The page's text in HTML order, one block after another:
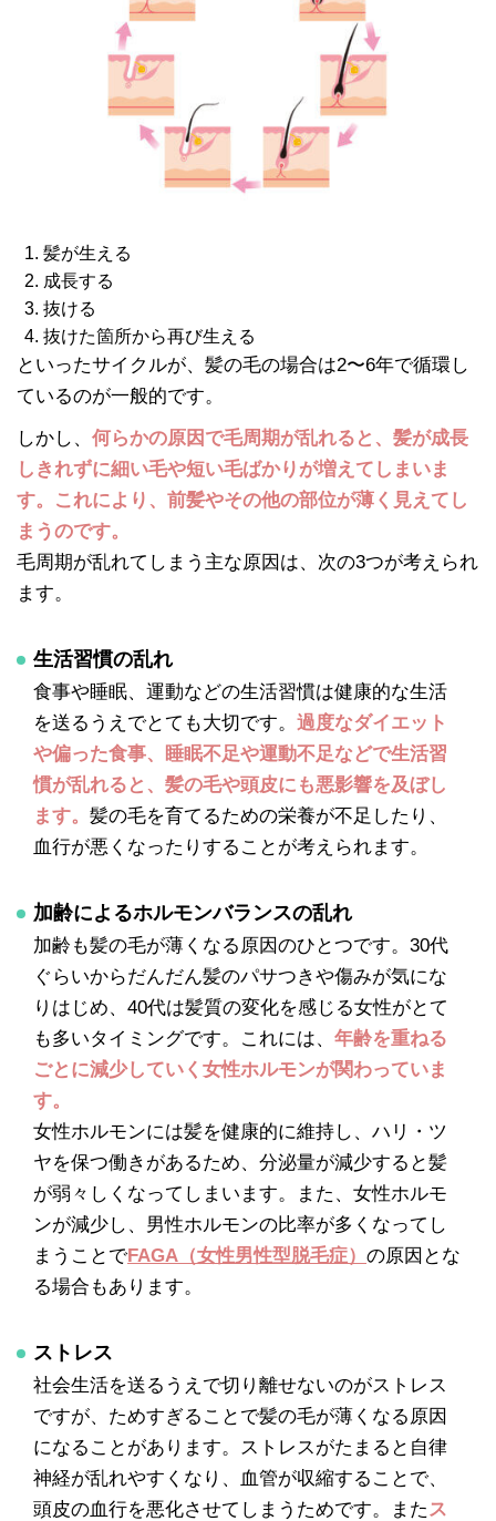
髪が生える
成長する
抜ける
抜けた箇所から再び生える
といったサイクルが、髪の毛の場合は2〜6年で循環し
ているのが一般的です。
しかし、 何らかの原因で毛周期が乱れると、髪が成長
しきれずに細い毛や短い毛ばかりが増えてしまいま
す。これにより、前髪やその他の部位が薄く見えてし
まうのです。
毛周期が乱れてしまう主な原因は、次の3つが考えられ
ます。
生活習慣の乱れ
食事や睡眠、運動などの生活習慣は健康的な生活
を送るうえでとても大切です。 過度なダイエット
や偏った食事、睡眠不足や運動不足などで生活習
慣が乱れると、髪の毛や頭皮にも悪影響を及ぼし
ます。 髪の毛を育てるための栄養が不足したり、
血行が悪くなったりすることが考えられます。
加齢によるホルモンバランスの乱れ
加齢も髪の毛が薄くなる原因のひとつです。30代
ぐらいからだんだん髪のパサつきや傷みが気にな
りはじめ、40代は髪質の変化を感じる女性がとて
も多いタイミングです。これには、 年齢を重ねる
ごとに減少していく女性ホルモンが関わっていま
す。
女性ホルモンには髪を健康的に維持し、ハリ・ツ
ヤを保つ働きがあるため、分泌量が減少すると髪
が弱々しくなってしまいます。また、女性ホルモ
ンが減少し、男性ホルモンの比率が多くなってし
まうことでFAGA（女性男性型脱毛症） の原因とな
る場合もあります。
ストレス
社会生活を送るうえで切り離せないのがストレス
ですが、ためすぎることで髪の毛が薄くなる原因
になることがあります。ストレスがたまると自律
神経が乱れやすくなり、血管が収縮することで、
頭皮の血行を悪化させてしまうためです。またス